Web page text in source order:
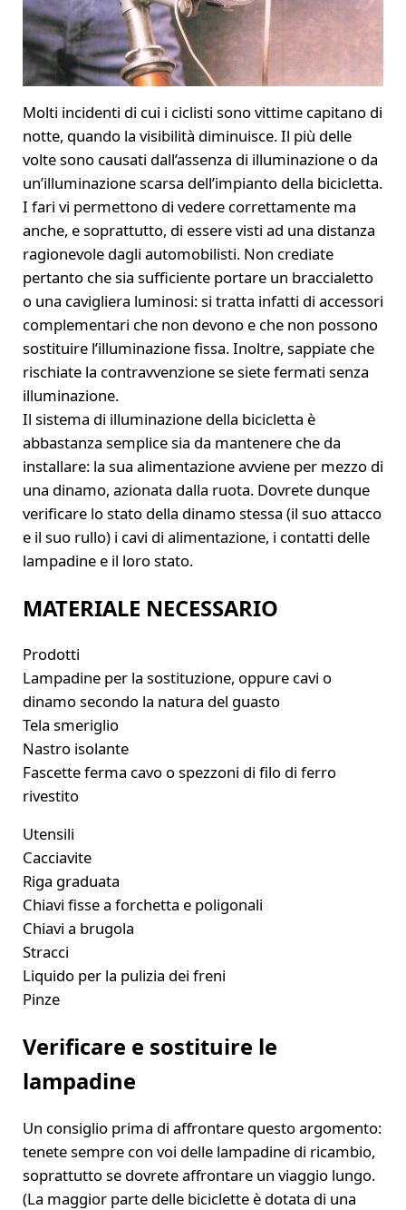
Molti incidenti di cui i ciclisti sono vittime capitano di
notte, quando la visibilità diminuisce. Il più delle
volte sono causati dall’assenza di illuminazione o da
un’illuminazione scarsa dell’impianto della bicicletta.
I fari vi permettono di vedere correttamente ma
anche, e soprattutto, di essere visti ad una distanza
ragionevole dagli automobilisti. Non crediate
pertanto che sia sufficiente portare un braccialetto
o una cavigliera luminosi: si tratta infatti di accessori
complementari che non devono e che non possono
sostituire l’illuminazione fissa. Inoltre, sappiate che
rischiate la contravvenzione se siete fermati senza
illuminazione.
Il sistema di illuminazione della bicicletta è
abbastanza semplice sia da mantenere che da
installare: la sua alimentazione avviene per mezzo di
una dinamo, azionata dalla ruota. Dovrete dunque
verificare lo stato della dinamo stessa (il suo attacco
e il suo rullo) i cavi di alimentazione, i contatti delle
lampadine e il loro stato.
MATERIALE NECESSARIO
Prodotti
Lampadine per la sostituzione, oppure cavi o
dinamo secondo la natura del guasto
Tela smeriglio
Nastro isolante
Fascette ferma cavo o spezzoni di filo di ferro
rivestito
Utensili
Cacciavite
Riga graduata
Chiavi fisse a forchetta e poligonali
Chiavi a brugola
Stracci
Liquido per la pulizia dei freni
Pinze
Verificare e sostituire le
lampadine
Un consiglio prima di affrontare questo argomento:
tenete sempre con voi delle lampadine di ricambio,
soprattutto se dovrete affrontare un viaggio lungo.
(La maggior parte delle biciclette è dotata di una